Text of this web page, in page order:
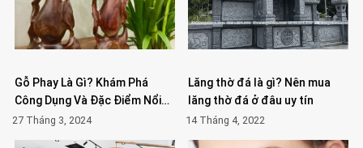
Gỗ Phay Là Gì? Khám Phá
Công Dụng Và Đặc Điểm Nổi…
27 Tháng 3, 2024
Lăng thờ đá là gì? Nên mua
lăng thờ đá ở đâu uy tín
14 Tháng 4, 2022